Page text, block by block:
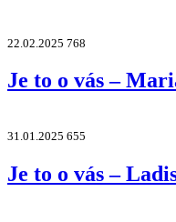
22.02.2025 768
Je to o vás –
31.01.2025 655
Je to o vás –